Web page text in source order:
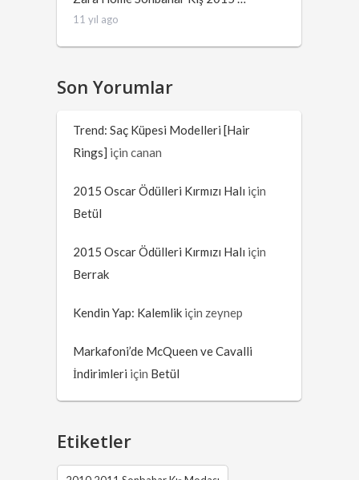
11 yıl ago
Son Yorumlar
Trend: Saç Küpesi Modelleri [Hair
Rings] içincanan
2015 Oscar Ödülleri Kırmızı Halı için
Betül
2015 Oscar Ödülleri Kırmızı Halı için
Berrak
Kendin Yap: Kalemlik için zeynep
Markafoni’de McQueen ve Cavalli
İndirimleri için Betül
Etiketler